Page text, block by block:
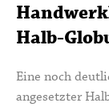
Halb-
Eine noch
angesetzter